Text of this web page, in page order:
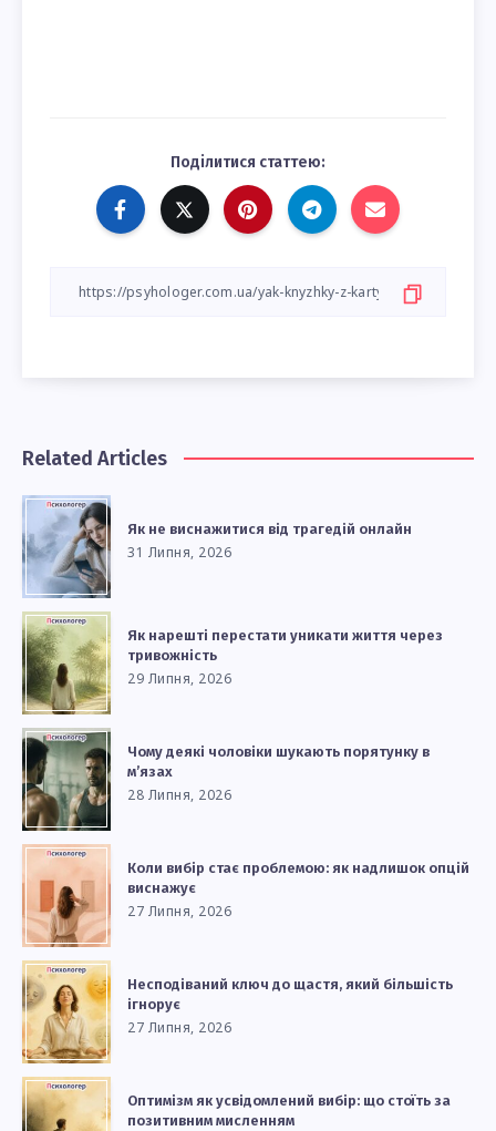
Поділитися статтею:
Related Articles
Як не виснажитися від трагедій онлайн
31 Липня, 2026
Як нарешті перестати уникати життя через
тривожність
29 Липня, 2026
Чому деякі чоловіки шукають порятунку в
м’язах
28 Липня, 2026
Коли вибір стає проблемою: як надлишок опцій
виснажує
27 Липня, 2026
Несподіваний ключ до щастя, який більшість
ігнорує
27 Липня, 2026
Оптимізм як усвідомлений вибір: що стоїть за
позитивним мисленням